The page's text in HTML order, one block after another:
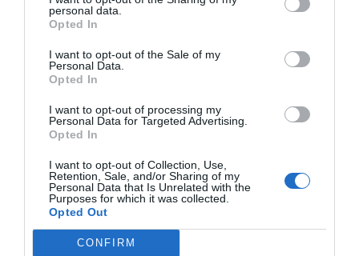
personal data.
Opted In
I want to opt-out of the Sale of my
Personal Data.
Opted In
I want to opt-out of processing my
Personal Data for Targeted Advertising.
Opted In
I want to opt-out of Collection, Use,
Retention, Sale, and/or Sharing of my
Personal Data that Is Unrelated with the
Purposes for which it was collected.
Opted Out
CONFIRM
Enormes minucias
por Eulogio López